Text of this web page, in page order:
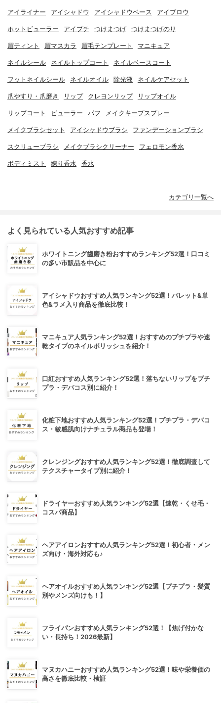
アイライナー アイシャドウ アイシャドウベース アイブロウ
ホットビューラー アイプチ つけまつげ つけまつげのり
眉ティント 眉マスカラ 眉毛テンプレート マニキュア
ネイルシール ネイルトップコート ネイルベースコート
フットネイルシール ネイルオイル 除光液 ネイルケアセット
爪やすり・爪磨き リップ クレヨンリップ リップオイル
リップコート ビューラー パフ メイクキープスプレー
メイクブラシセット アイシャドウブラシ ファンデーションブラシ
スクリューブラシ メイクブラシクリーナー フェロモン香水
ボディミスト 練り香水 香水
カテゴリ一覧へ
よく見られている人気おすすめ記事
ホワイトニング歯磨き粉おすすめランキング52選！口コミ
の多い市販品を中心に
アイシャドウおすすめ人気ランキング52選！パレット&単
色&ラメ入り商品を徹底比較！
マニキュア人気ランキング52選！おすすめのプチプラや速
乾タイプのネイルポリッシュを紹介！
口紅おすすめ人気ランキング52選！落ちないリップをプチ
プラ・デパコス別に紹介！
化粧下地おすすめ人気ランキング52選！プチプラ・デパコ
ス・敏感肌向けナチュラル商品も登場！
クレンジングおすすめ人気ランキング52選！徹底調査して
テクスチャータイプ別に紹介！
ドライヤーおすすめ人気ランキング52選【速乾・くせ毛・
コスパ商品】
ヘアアイロンおすすめ人気ランキング52選！初心者・メン
ズ向け・海外対応も♪
ヘアオイルおすすめ人気ランキング52選【プチプラ・髪質
別やメンズ向けも！】
フライパンおすすめ人気ランキング52選！【焦げ付かな
い・長持ち！2026最新】
マヌカハニーおすすめ人気ランキング52選！味や栄養価の
高さを徹底比較・検証